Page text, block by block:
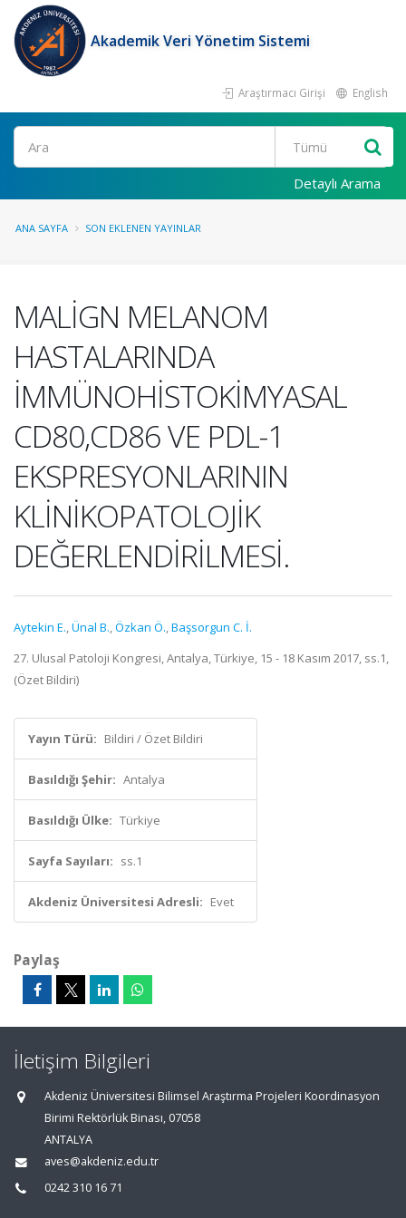
Akademik Veri Yönetim Sistemi
Araştırmacı Girişi English
Ara
Detaylı Arama
ANA SAYFA SON EKLENEN YAYINLAR
MALİGN MELANOM
HASTALARINDA
İMMÜNOHİSTOKİMYASAL
CD80,CD86 VE PDL-1
EKSPRESYONLARININ
KLİNİKOPATOLOJİK
DEĞERLENDİRİLMESİ.
Aytekin E.,Ünal B.,Özkan Ö.,Başsorgun C. İ.
27. Ulusal Patoloji Kongresi, Antalya, Türkiye, 15 - 18 Kasım 2017, ss.1,
(Özet Bildiri)
Yayın Türü: Bildiri / Özet Bildiri
Basıldığı Şehir: Antalya
Basıldığı Ülke: Türkiye
Sayfa Sayıları: ss.1
Akdeniz Üniversitesi Adresli: Evet
Paylaş
İletişim Bilgileri
Akdeniz Üniversitesi Bilimsel Araştırma Projeleri Koordinasyon
Birimi Rektörlük Binası, 07058
ANTALYA
aves@akdeniz.edu.tr
0242 310 16 71